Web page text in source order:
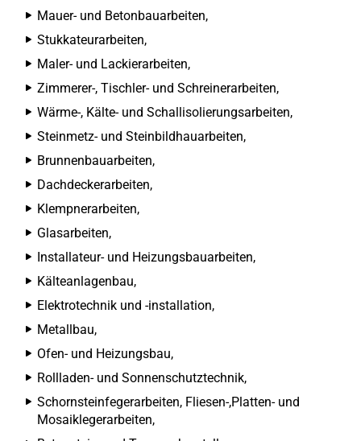
Mauer- und Betonbauarbeiten,
Stukkateurarbeiten,
Maler- und Lackierarbeiten,
Zimmerer-, Tischler- und Schreinerarbeiten,
Wärme-, Kälte- und Schallisolierungsarbeiten,
Steinmetz- und Steinbildhauarbeiten,
Brunnenbauarbeiten,
Dachdeckerarbeiten,
Klempnerarbeiten,
Glasarbeiten,
Installateur- und Heizungsbauarbeiten,
Kälteanlagenbau,
Elektrotechnik und -installation,
Metallbau,
Ofen- und Heizungsbau,
Rollladen- und Sonnenschutztechnik,
Schornsteinfegerarbeiten, Fliesen-,Platten- und
Mosaiklegerarbeiten,